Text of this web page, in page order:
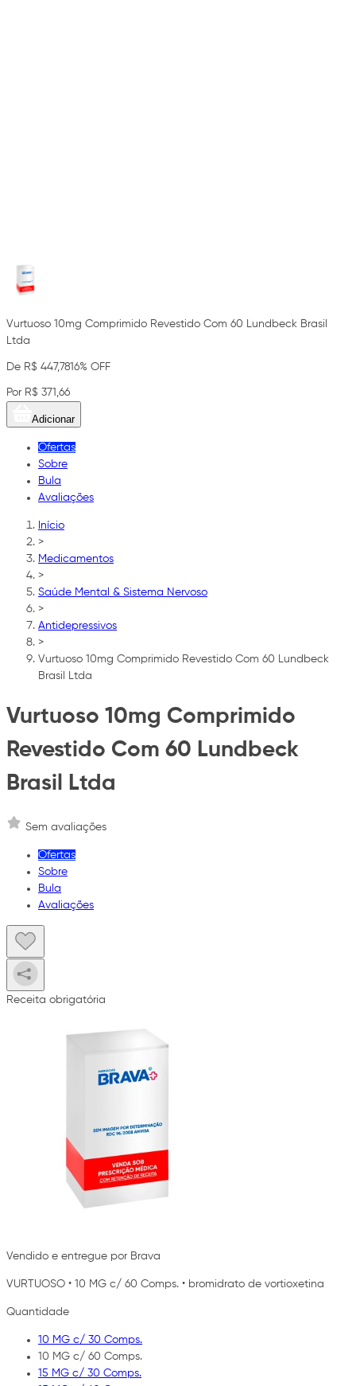
Vurtuoso 10mg Comprimido Revestido Com 60 Lundbeck Brasil
Ltda
De R$ 447,7816% OFF
Por R$ 371,66
Adicionar
Ofertas
Sobre
Bula
Avaliações
Início
>
Medicamentos
>
Saúde Mental & Sistema Nervoso
>
Antidepressivos
>
Vurtuoso 10mg Comprimido Revestido Com 60 Lundbeck
Brasil Ltda
Vurtuoso 10mg Comprimido
Revestido Com 60 Lundbeck
Brasil Ltda
Sem avaliações
Ofertas
Sobre
Bula
Avaliações
Receita obrigatória
Vendido e entregue por Brava
VURTUOSO • 10 MG c/ 60 Comps. • bromidrato de vortioxetina
Quantidade
10 MG c/ 30 Comps.
10 MG c/ 60 Comps.
15 MG c/ 30 Comps.